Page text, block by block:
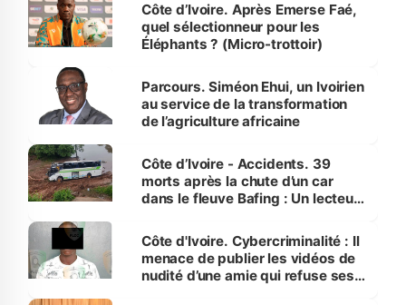
Côte d’Ivoire. Après Emerse Faé,
quel sélectionneur pour les
Éléphants ? (Micro-trottoir)
Parcours. Siméon Ehui, un Ivoirien
au service de la transformation
de l’agriculture africaine
Côte d’Ivoire - Accidents. 39
morts après la chute d’un car
dans le fleuve Bafing : Un lecteur
des Transports
Côte d'Ivoire. Cybercriminalité : Il
menace de publier les vidéos de
nudité d’une amie qui refuse ses